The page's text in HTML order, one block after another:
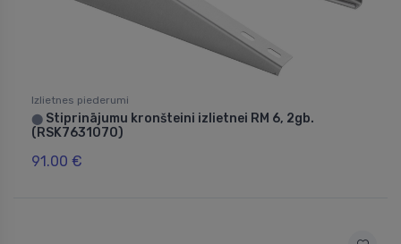
Izlietnes piederumi
⬤ Stiprinājumu kronšteini izlietnei RM 6, 2gb.
(RSK7631070)
91.00 €